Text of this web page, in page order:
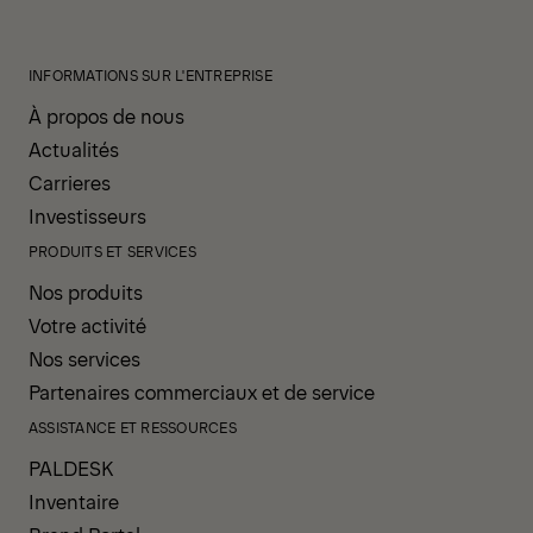
INFORMATIONS SUR L'ENTREPRISE
À propos de nous
Actualités
Carrieres
Investisseurs
PRODUITS ET SERVICES
Nos produits
Votre activité
Nos services
Partenaires commerciaux et de service
ASSISTANCE ET RESSOURCES
PALDESK
Inventaire